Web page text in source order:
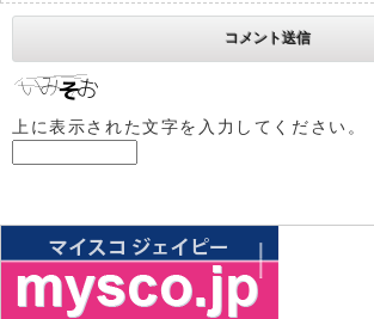
上に表示された文字を入力してください。